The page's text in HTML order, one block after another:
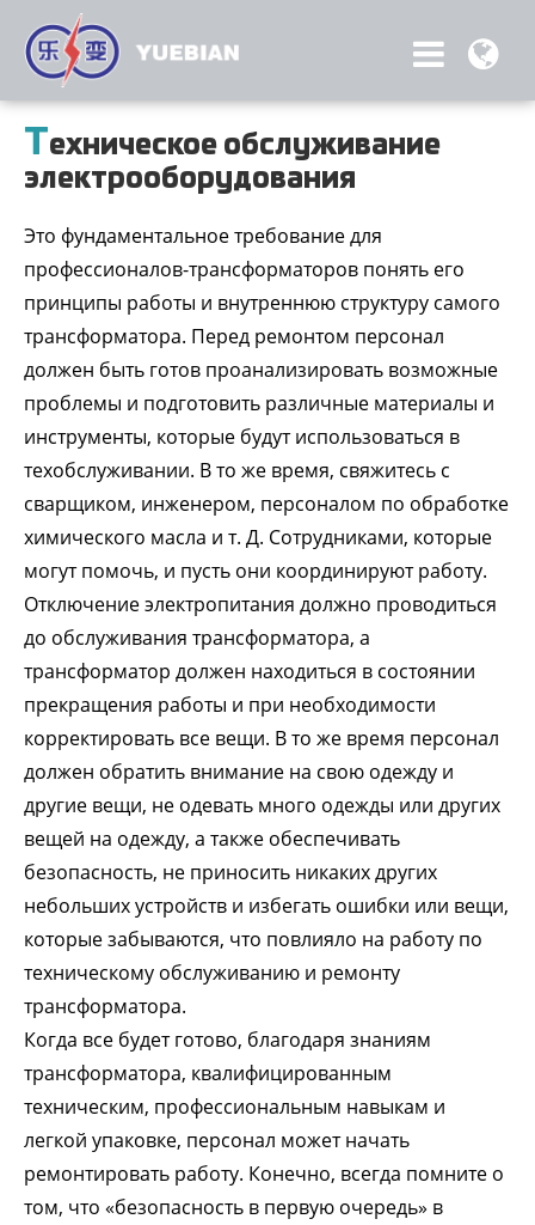
Техническое обслуживание
электрооборудования
Это фундаментальное требование для
профессионалов-трансформаторов понять его
принципы работы и внутреннюю структуру самого
трансформатора. Перед ремонтом персонал
должен быть готов проанализировать возможные
проблемы и подготовить различные материалы и
инструменты, которые будут использоваться в
техобслуживании. В то же время, свяжитесь с
сварщиком, инженером, персоналом по обработке
химического масла и т. Д. Сотрудниками, которые
могут помочь, и пусть они координируют работу.
Отключение электропитания должно проводиться
до обслуживания трансформатора, а
трансформатор должен находиться в состоянии
прекращения работы и при необходимости
корректировать все вещи. В то же время персонал
должен обратить внимание на свою одежду и
другие вещи, не одевать много одежды или других
вещей на одежду, а также обеспечивать
безопасность, не приносить никаких других
небольших устройств и избегать ошибки или вещи,
которые забываются, что повлияло на работу по
техническому обслуживанию и ремонту
трансформатора.
Когда все будет готово, благодаря знаниям
трансформатора, квалифицированным
техническим, профессиональным навыкам и
легкой упаковке, персонал может начать
ремонтировать работу. Конечно, всегда помните о
том, что «безопасность в первую очередь» в